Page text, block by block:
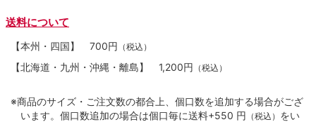
送料について
【本州・四国】 700円 （税込）
【北海道・九州・沖縄・離島】 1,200円 （税込）
※商品のサイズ・ご注文数の都合上、個口数を追加する場合がござ
います。個口数追加の場合は個口毎に送料+550 円 （税込） をい